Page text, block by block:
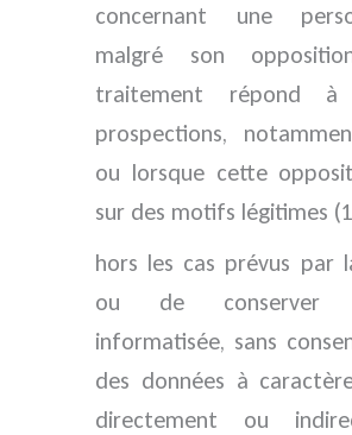
concernant une
malgré son
traitement répond
prospections,
ou lorsque cette
sur des motifs légitimes
hors les cas prévus par
ou de conserver
informatisée, sans
des données à
directement ou